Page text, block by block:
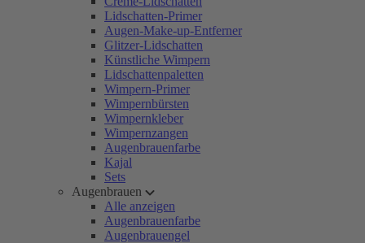
Lidschatten-Primer
Augen-Make-up-Entferner
Glitzer-Lidschatten
Künstliche Wimpern
Lidschattenpaletten
Wimpern-Primer
Wimpernbürsten
Wimpernkleber
Wimpernzangen
Augenbrauenfarbe
Kajal
Sets
Augenbrauen
Alle anzeigen
Augenbrauenfarbe
Augenbrauengel